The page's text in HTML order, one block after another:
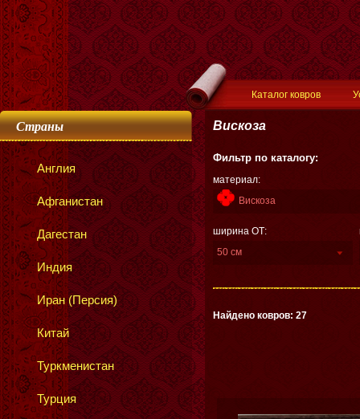
Страны
Англия
Афганистан
Дагестан
Индия
Иран (Персия)
Китай
Туркменистан
Турция
Каталог ковров
Вискоза
Фильтр по каталогу:
материал:
Вискоза
ширина ОТ:
50 см
Найдено ковров: 27